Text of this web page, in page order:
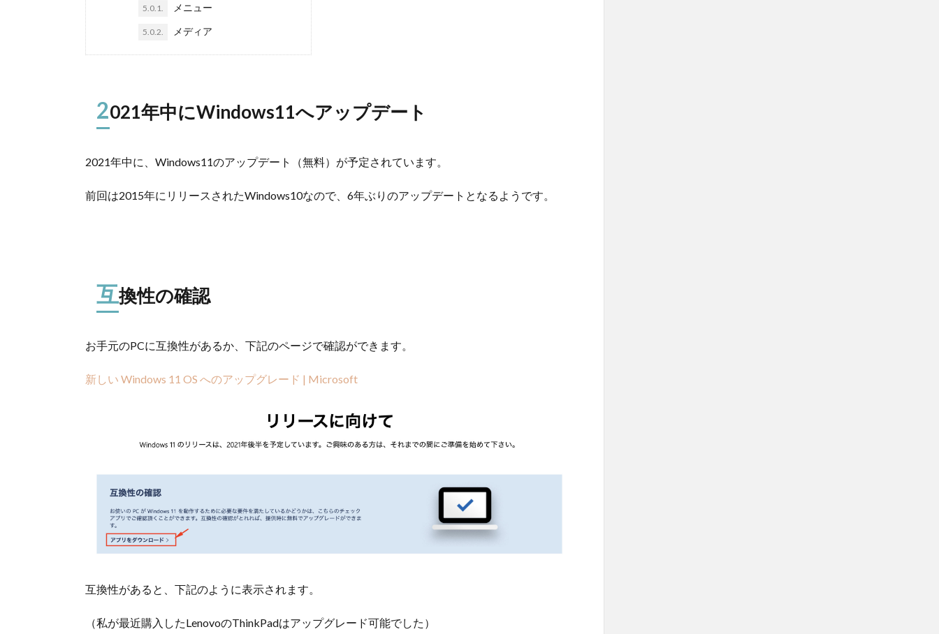
5.0.1. メニュー
5.0.2. メディア
2021年中にWindows11へアップデート
2021年中に、Windows11のアップデート（無料）が予定されています。
前回は2015年にリリースされたWindows10なので、6年ぶりのアップデートとなるようです。
互換性の確認
お手元のPCに互換性があるか、下記のページで確認ができます。
新しい Windows 11 OS へのアップグレード | Microsoft
互換性があると、下記のように表示されます。
（私が最近購入したLenovoのThinkPadはアップグレード可能でした）